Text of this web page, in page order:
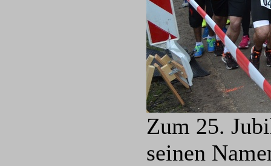
Zum 25.
seinen